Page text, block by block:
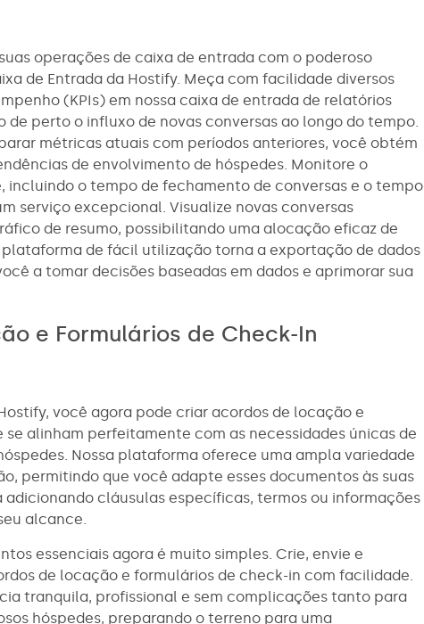
operações de caixa de entrada com o poderoso
de Entrada da Hostify. Meça com facilidade diversos
(KPIs) em nossa caixa de entrada de relatórios
de perto o influxo de novas conversas ao longo do tempo.
métricas atuais com períodos anteriores, você obtém
de envolvimento de hóspedes. Monitore o
incluindo o tempo de fechamento de conversas e o tempo
serviço excepcional. Visualize novas conversas
de resumo, possibilitando uma alocação eficaz de
plataforma de fácil utilização torna a exportação de dados
a tomar decisões baseadas em dados e aprimorar sua
e Formulários de Check-In
você agora pode criar acordos de locação e
alinham perfeitamente com as necessidades únicas de
Nossa plataforma oferece uma ampla variedade
permitindo que você adapte esses documentos às suas
adicionando cláusulas específicas, termos ou informações
alcance.
essenciais agora é muito simples. Crie, envie e
de locação e formulários de check-in com facilidade.
tranquila, profissional e sem complicações tanto para
hóspedes, preparando o terreno para uma